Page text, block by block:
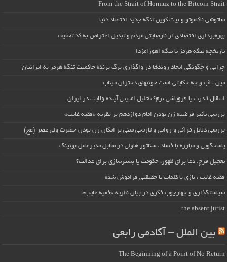
From the Strait of Hormuz to the Bitcoin Strait
ساتوشی ناکاموتو و بیت کوین تنگه جدید اقتصاد دنیا
بهره‌برداری اقتصادی از نارضایتی مردم و تبدیل اعتراض به کد تخفیف
تاریخچه تنگه هرمز یا تنگه اهورامزدا
چرایی و چگونگی ایجاد روندها در واگذاری برگ برنده حاکمیت تنگه هرمز به ایرانیان
مین ، آب و چه حکایتی است خونبهای دختران میناب
انتقال قدرت یا فروپاشی نرم؟ تحلیل امنیتی آینده ولایت در ایران
بررسی تأثیر فرضیه زن بودن امام دوازدهم بر نظریه «فقیه غایب»
بررسی دلایل قرآنی و روایی و تاریخی مبنی بر امکان زن بودن حضرت ولی عصر (عج)
پاسخگویی و مبارزه با فساد ، سناتور هاولی در مقابل مدیرعامل بوئینگ
تعجیل فرج: دعا برای ظهور، حکومت یا بسترسازی برای عدالت؟
فقیه غایب ، بازی با کلمات یا حقیقتی فراموش شده
سیاستگذاری و چهارچوب فکری در بیان نظریه «فقیه غایب»
the absent jurist
بین الملل – آکادمی رابعی
The Beginning of a Point of No Return